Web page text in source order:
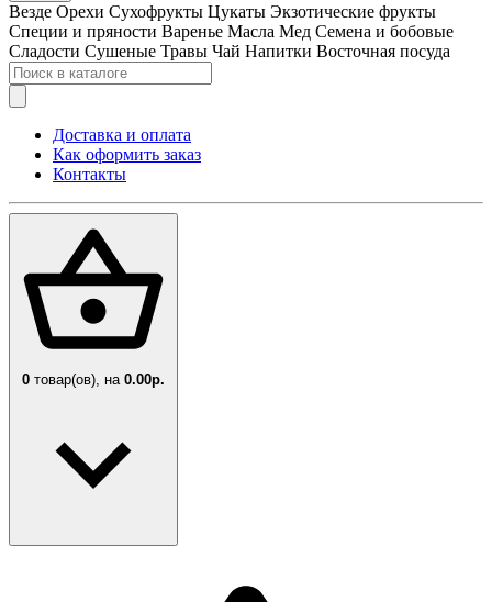
Везде Орехи Сухофрукты Цукаты Экзотические фрукты
Специи и пряности Варенье Масла Мед Семена и бобовые
Сладости Сушеные Травы Чай Напитки Восточная посуда
Доставка и оплата
Как оформить заказ
Контакты
0 товар(ов), на 0.00р.